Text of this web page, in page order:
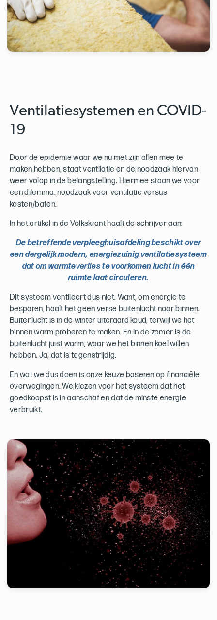
Ventilatiesystemen en COVID-
19
Door de epidemie waar we nu met zijn allen mee te
maken hebben, staat ventilatie en de noodzaak hiervan
weer volop in de belangstelling. Hiermee staan we voor
een dilemma: noodzaak voor ventilatie versus
kosten/baten.
In het artikel in de Volkskrant haalt de schrijver aan:
De betreffende verpleeghuisafdeling beschikt over
een dergelijk modern, energiezuinig ventilatiesysteem
dat om warmteverlies te voorkomen lucht in één
ruimte laat circuleren.
Dit systeem ventileert dus niet. Want, om energie te
besparen, haalt het geen verse buitenlucht naar binnen.
Buitenlucht is in de winter uiteraard koud, terwijl we het
binnen warm proberen te maken. En in de zomer is de
buitenlucht juist warm, waar we het binnen koel willen
hebben. Ja, dat is tegenstrijdig.
En wat we dus doen is onze keuze baseren op financiële
overwegingen. We kiezen voor het systeem dat het
goedkoopst is in aanschaf en dat de minste energie
verbruikt.